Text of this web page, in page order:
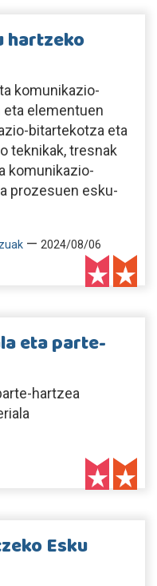
hartzeko
komunikazio-
elementuen
bitartekotza eta
teknikak, tresnak
komunikazio-
prozesuen esku-
— 2024/08/06
eta parte-
hartzea
Esku